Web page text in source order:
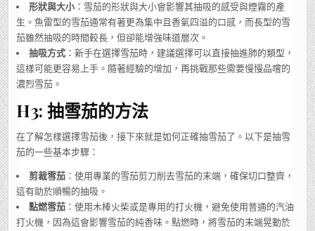
形狀與大小 ：雪茄的形狀與大小會影響其抽吸的感受與煙霧的產
生。魚雷型的雪茄通常有著更為集中且香氣四溢的口感，而長型的雪
茄雖然抽吸的時間較長，但卻能增強味道層次。
抽吸方式 ：新手在選擇雪茄時，建議選擇可以直接抽進肺的類型，
這樣可能更容易上手。隨著經驗的增加，再挑戰那些需要慢慢品嚐的
濃烈雪茄。
H3: 抽雪茄的方法
在了解怎樣選擇雪茄後，接下來就是如何正確抽雪茄了。以下是抽雪
茄的一些基本步驟：
剪裁雪茄 ：使用專業的雪茄剪刀削去雪茄的末端，確保切口整齊，
這有助於順暢的抽吸。
點燃雪茄 ：使用木棒火柴或是專用的打火機，避免使用普通的汽油
打火機，因為這會影響雪茄的純香味。點燃時，將雪茄的末端晃動於